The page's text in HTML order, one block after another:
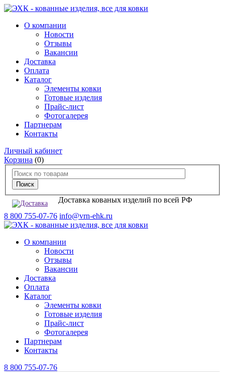
О компании
Новости
Отзывы
Вакансии
Доставка
Оплата
Каталог
Элементы ковки
Готовые изделия
Прайс-лист
Фотогалерея
Партнерам
Контакты
Личный кабинет
Корзина (0)
Доставка кованых изделий по всей РФ
8 800 755-07-76 info@vrn-ehk.ru
О компании
Новости
Отзывы
Вакансии
Доставка
Оплата
Каталог
Элементы ковки
Готовые изделия
Прайс-лист
Фотогалерея
Партнерам
Контакты
8 800 755-07-76